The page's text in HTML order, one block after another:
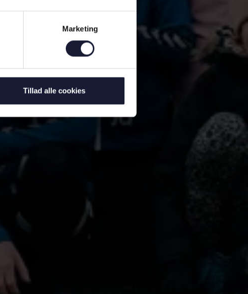
Marketing
Tillad alle cookies